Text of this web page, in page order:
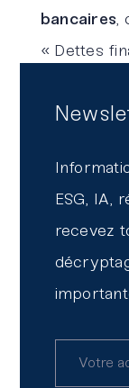
bancaires,
« Dettes
2024 et
la
ESG, IA,
recevez